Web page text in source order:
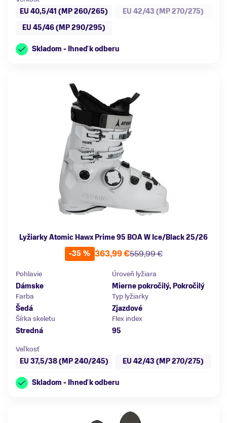
EU 40,5/41 (MP 260/265)
EU 42/43 (MP 270/275)
EU 45/46 (MP 290/295)
Skladom - Ihneď k odberu
Lyžiarky Atomic Hawx Prime 95 BOA W Ice/Black 25/26
-35 %
559,99 €
363,99 €
Pohlavie
Dámske
Úroveň lyžiara
Mierne pokročilý, Pokročilý
Farba
Šedá
Typ lyžiarky
Zjazdové
Šírka skeletu
Stredná
Flex index
95
Veľkosť
EU 37,5/38 (MP 240/245)
EU 42/43 (MP 270/275)
Skladom - Ihneď k odberu